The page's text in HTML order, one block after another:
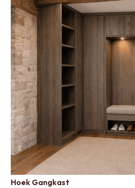
Hoek Gangkast